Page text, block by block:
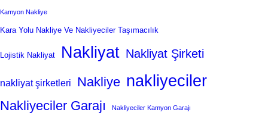
Kamyon Nakliye
Kara Yolu Nakliye Ve Nakliyeciler Taşımacılık
Lojistik Nakliyat Nakliyat Nakliyat Şirketi
nakliyat şirketleri Nakliye nakliyeciler
Nakliyeciler Garajı Nakliyeciler Kamyon Garajı